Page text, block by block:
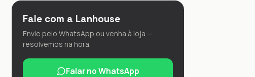
Fale com a Lanhouse
Envie pelo WhatsApp ou venha à loja —
resolvemos na hora.
Falar no WhatsApp